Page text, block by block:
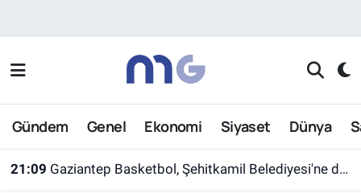
Gündem Genel Ekonomi Siyaset Dünya
21:09 Gaziantep Basketbol, Şehitkamil Belediyesi'ne devredildi
Nöbetçi Eczaneler
Hava Durumu